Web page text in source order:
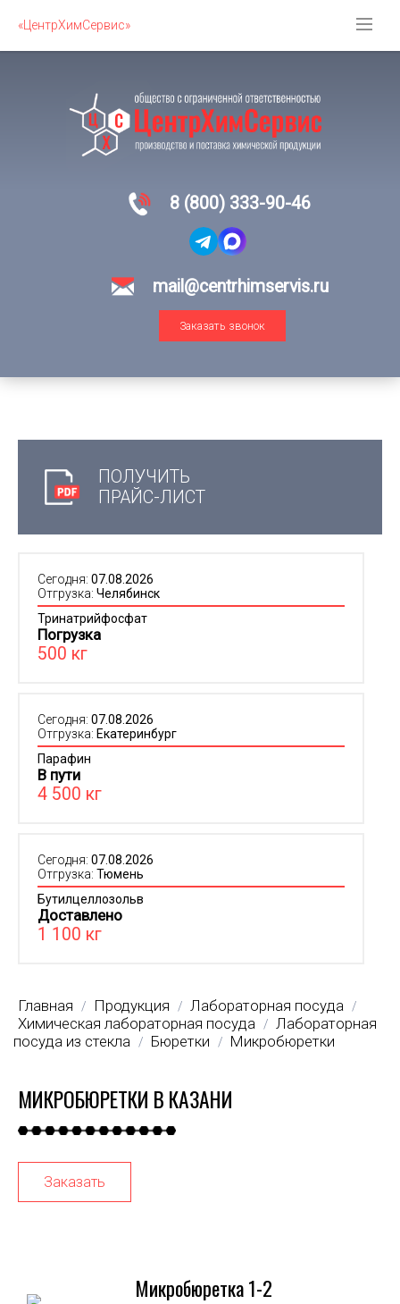
«ЦентрХимСервис»
8 (800) 333-90-46
mail@centrhimservis.ru
Заказать звонок
ПОЛУЧИТЬ
ПРАЙС-ЛИСТ
Сегодня: 07.08.2026
Отгрузка: Челябинск
Тринатрийфосфат
Погрузка
500 кг
Сегодня: 07.08.2026
Отгрузка: Екатеринбург
Парафин
В пути
4 500 кг
Сегодня: 07.08.2026
Отгрузка: Тюмень
Бутилцеллозольв
Доставлено
1 100 кг
Главная / Продукция / Лабораторная посуда /
Химическая лабораторная посуда / Лабораторная
посуда из стекла / Бюретки / Микробюретки
МИКРОБЮРЕТКИ В КАЗАНИ
Заказать
Микробюретка 1-2